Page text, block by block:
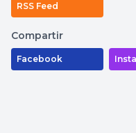
RSS Feed
Compartir
Facebook